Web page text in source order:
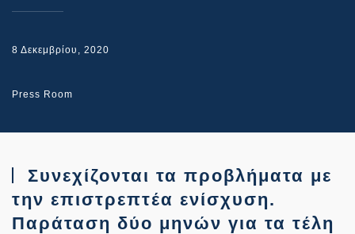
8 Δεκεμβρίου, 2020
Press Room
Συνεχίζονται τα προβλήματα με
την επιστρεπτέα ενίσχυση.
Παράταση δύο μηνών για τα τέλη